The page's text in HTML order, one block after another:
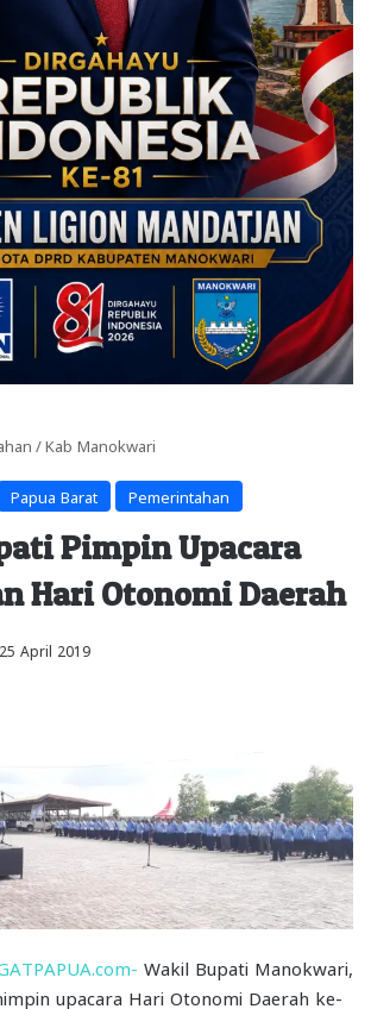
/ Kab Manokwari
Papua Barat Pemerintahan
Pimpin Upacara
Hari Otonomi Daerah
25 April 2019
Wakil Bupati Manokwari,
upacara Hari Otonomi Daerah ke-